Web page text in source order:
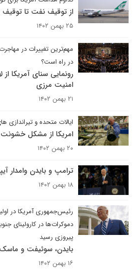
از توقیف نفت تا توقیف
۲۵ بهمن ۱۴۰۲
مهم‌ترین تغییرات در
در راه است؟
امنیت مرزی
۲۱ بهمن ۱۴۰۲
ایالات متحده و
امریکا از مشکل
۲۰ بهمن ۱۴۰۲
ترامپ و بایدن وامدار
۱۸ بهمن ۱۴۰۲
رئیس‌جمهوری آمریکا در
دموکرات‌ها در کارولینای
پیروزی رسید
بایدن، سوئیفت و ماسک
۱۶ بهمن ۱۴۰۲